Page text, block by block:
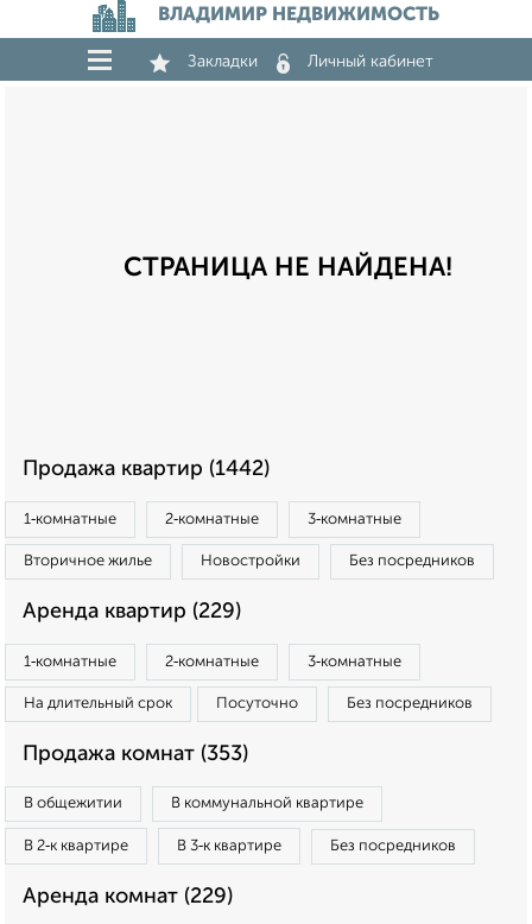
ВЛАДИМИР НЕДВИЖИМОСТЬ
Закладки Личный кабинет
СТРАНИЦА НЕ НАЙДЕНА!
Продажа квартир (1442)
1‑комнатные 2‑комнатные 3‑комнатные
Вторичное жилье Новостройки Без посредников
Аренда квартир (229)
1‑комнатные 2‑комнатные 3‑комнатные
На длительный срок Посуточно Без посредников
Продажа комнат (353)
В общежитии В коммунальной квартире
В 2‑к квартире В 3‑к квартире Без посредников
Аренда комнат (229)